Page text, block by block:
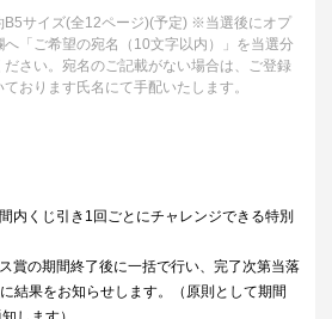
B5サイズ(全12ページ)(予定) ※当選後にオプ
へ「ご希望の宛名（10文字以内）」を当選分
ださい。宛名のご記載がない場合は、ご登録
ております氏名にて手配いたします。
内くじ引き1回ごとにチャレンジできる特別
賞の期間終了後に一括で行い、完了次第当落
結果をお知らせします。（原則として期間